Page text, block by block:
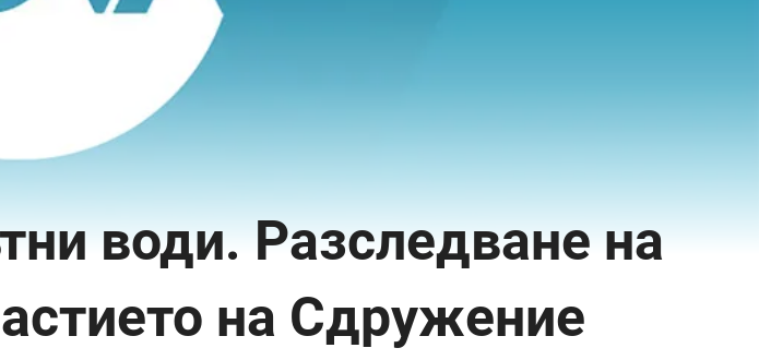
води. Разследване на
на Сдружение